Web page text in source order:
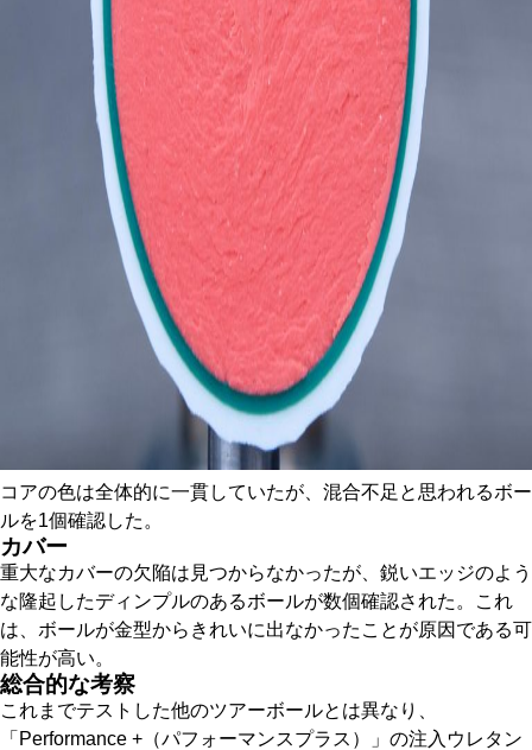
コアの色は全体的に一貫していたが、混合不足と思われるボー
ルを1個確認した。
カバー
重大なカバーの欠陥は見つからなかったが、鋭いエッジのよう
な隆起したディンプルのあるボールが数個確認された。これ
は、ボールが金型からきれいに出なかったことが原因である可
能性が高い。
総合的な考察
これまでテストした他のツアーボールとは異なり、
「Performance +（パフォーマンスプラス）」の注入ウレタン